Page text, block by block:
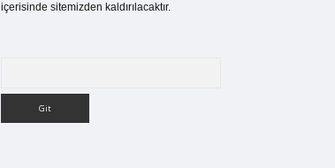
içerisinde sitemizden kaldırılacaktır.